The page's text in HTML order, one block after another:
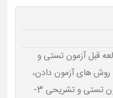
قبل آزمون تستی و
و معرفی تراز 2- روش های آزمون دادن،
استراتژی نکات حین آزمون تستی و تشریحی 3-